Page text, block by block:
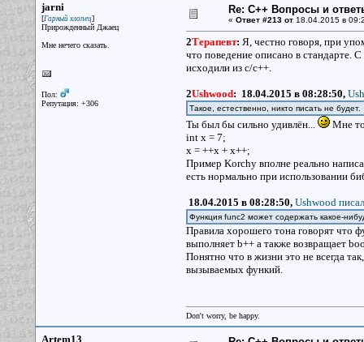
jarni
[Гарный хлопец]
Прирожденный Джаец
Мне нечего сказать.
Пол:
Репутация: +306
Re: С++ Вопросы и
« Ответ #213 от18.04.2015 в
2Терапевт: Я, честно говоря, при
что поведение описано в стандарте.
исходили из с/с++.
2Ushwood: 18.04.2015 в 08:28:50,
Такое, естественно, никто писать не
Ты был бы сильно удивлён...
Мне
int x = 7;
x = ++x + x++;
Пример Korchy вполне реально
есть нормально при использовании
18.04.2015 в 08:28:50, Ushwood
Функция func2 может содержать какое-
Правила хорошего тона говорят что
выполняет b++ а также возвращает
Понятно что в жизни это не всегда
вызываемых функий.
Don't worry, be happy.
Artem13